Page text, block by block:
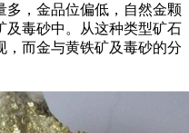
多，金品位偏低，自然金颗
及毒砂中。从这种类型矿石
，而金与黄铁矿及毒砂的分